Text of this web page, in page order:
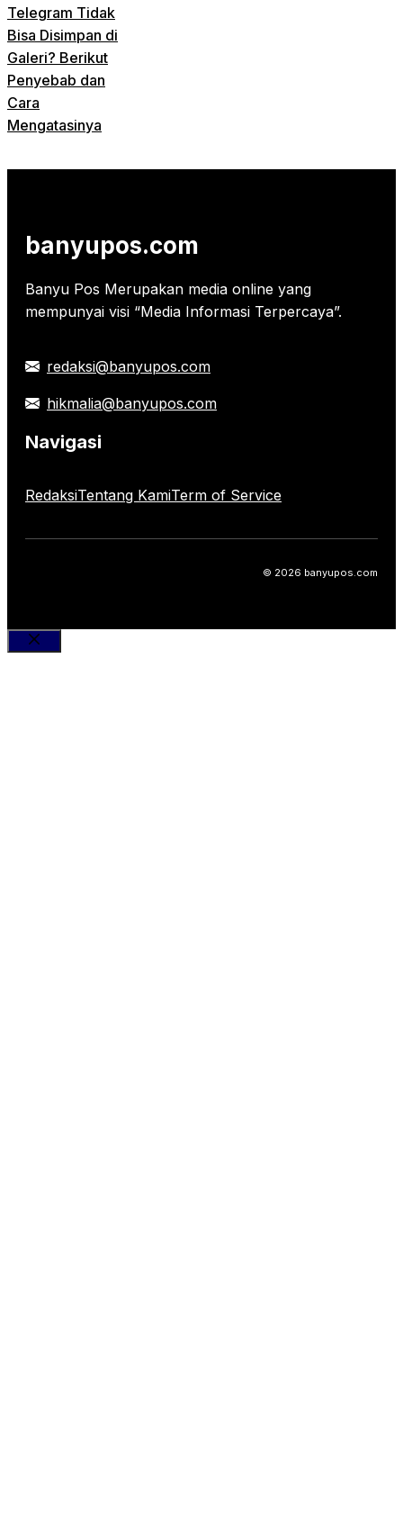
Telegram Tidak
Bisa Disimpan di
Galeri? Berikut
Penyebab dan
Cara
Mengatasinya
banyupos.com
Banyu Pos Merupakan media online yang
mempunyai visi “Media Informasi Terpercaya”.
redaksi@banyupos.com
hikmalia@banyupos.com
Navigasi
RedaksiTentang KamiTerm of Service
© 2026 banyupos.com
Close